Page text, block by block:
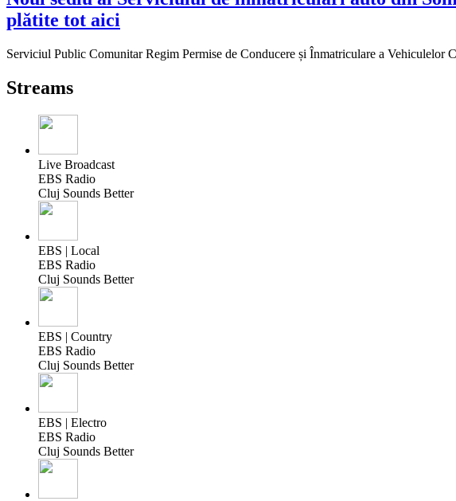
plătite tot aici
Serviciul Public Comunitar Regim Permise de Conducere și Înmatriculare a Vehiculelor
Streams
Live Broadcast
EBS Radio
Cluj Sounds Better
EBS | Local
EBS Radio
Cluj Sounds Better
EBS | Country
EBS Radio
Cluj Sounds Better
EBS | Electro
EBS Radio
Cluj Sounds Better